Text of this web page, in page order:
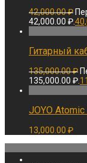
42,000.00₽
42,000.00 ₽.
Гитарный
135,000.00₽
135,000.00 ₽.
JOYO
13,000.00 ₽